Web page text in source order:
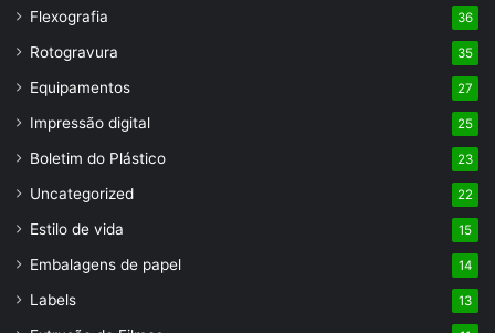
Flexografia 36
Rotogravura 35
Equipamentos 27
Impressão digital 25
Boletim do Plástico 23
Uncategorized 22
Estilo de vida 15
Embalagens de papel 14
Labels 13